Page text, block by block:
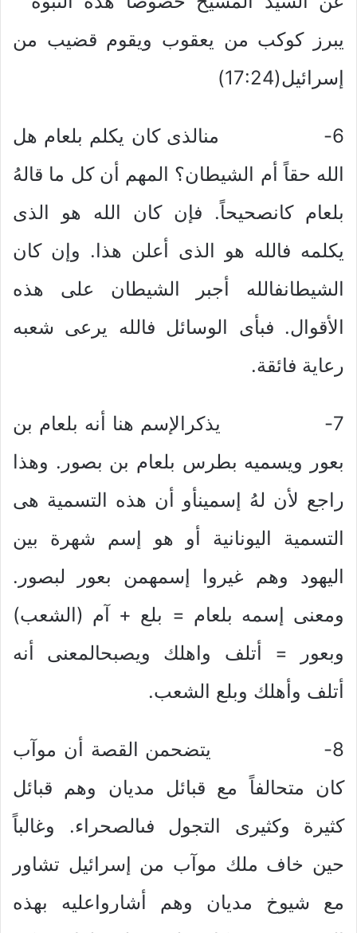
يبرز كوكب من يعقوب ويقوم قضيب من
إسرائيل(17:24)
6- منالذى كان يكلم بلعام هل
الله حقاً أم الشيطان؟ المهم أن كل ما قالهُ
بلعام كانصحيحاً. فإن كان الله هو الذى
يكلمه فالله هو الذى أعلن هذا. وإن كان
الشيطانفالله أجبر الشيطان على هذه
الأقوال. فبأى الوسائل فالله يرعى شعبه
رعاية فائقة.
7- يذكرالإسم هنا أنه بلعام بن
بعور ويسميه بطرس بلعام بن بصور. وهذا
راجع لأن لهُ إسمينأو أن هذه التسمية هى
التسمية اليونانية أو هو إسم شهرة بين
اليهود وهم غيروا إسمهمن بعور لبصور.
ومعنى إسمه بلعام = بلع + آم (الشعب)
وبعور = أتلف واهلك ويصبحالمعنى أنه
أتلف وأهلك وبلع الشعب.
8- يتضحمن القصة أن موآب
كان متحالفاً مع قبائل مديان وهم قبائل
كثيرة وكثيرى التجول فىالصحراء. وغالباً
حين خاف ملك موآب من إسرائيل تشاور
مع شيوخ مديان وهم أشارواعليه بهذه